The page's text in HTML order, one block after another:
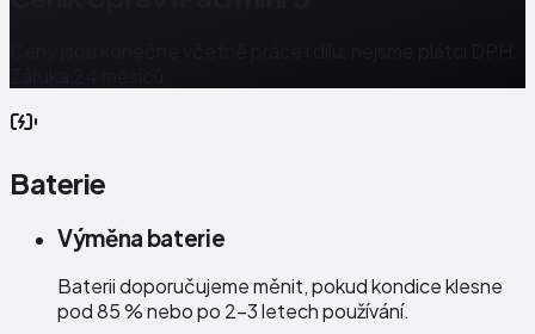
Baterie
Výměna baterie
Baterii doporučujeme měnit, pokud kondice klesne
pod 85 % nebo po 2–3 letech používání.